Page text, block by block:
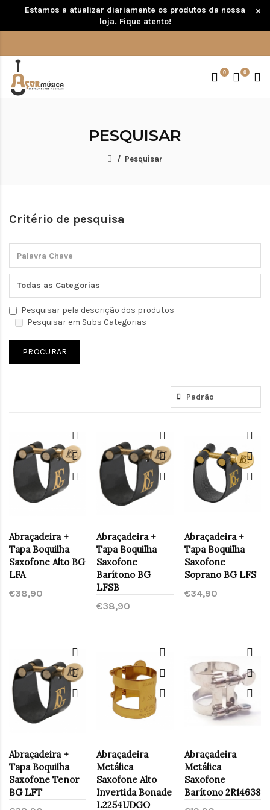
Estamos a atualizar diariamente os produtos da nossa
loja. Fique atento!
×
0 0
PESQUISAR
Pesquisar
Critério de pesquisa
Pesquisar pela descrição dos produtos
Pesquisar em Subs Categorias
Abraçadeira +
Tapa Boquilha
Saxofone Alto BG
LFA
€38,90
Abraçadeira +
Tapa Boquilha
Saxofone
Barítono BG
LFSB
€38,90
Abraçadeira +
Tapa Boquilha
Saxofone
Soprano BG LFS
€34,90
Abraçadeira +
Tapa Boquilha
Saxofone Tenor
BG LFT
Abraçadeira
Metálica
Saxofone Alto
Invertida Bonade
L2254UDGO
Abraçadeira
Metálica
Saxofone
Barítono 2R14638